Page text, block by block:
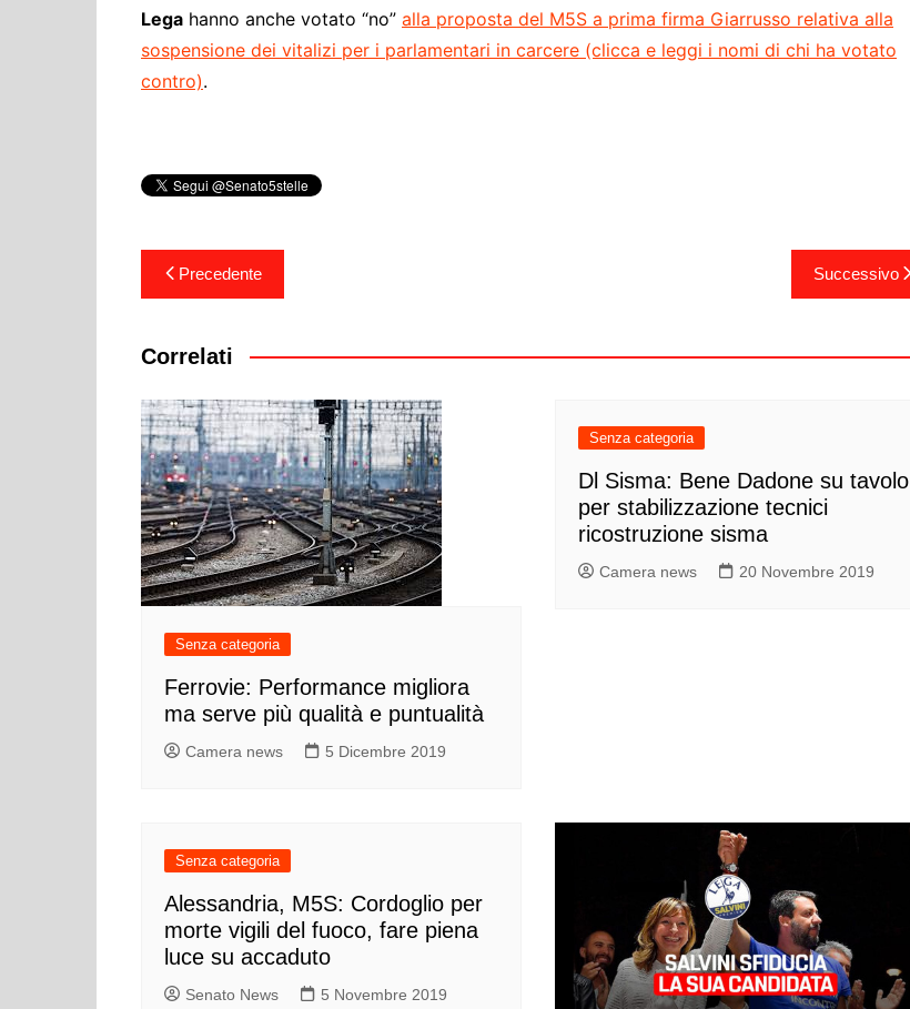
Lega hanno anche votato “no” alla proposta del M5S a prima firma Giarrusso relativa alla
sospensione dei vitalizi per i parlamentari in carcere (clicca e leggi i nomi di chi ha votato
contro).
Navigazione
articoli
Precedente Successivo
Correlati
Senza categoria
Ferrovie: Performance migliora
ma serve più qualità e puntualità
Camera news 5 Dicembre 2019
Senza categoria
Dl Sisma: Bene Dadone su tavolo
per stabilizzazione tecnici
ricostruzione sisma
Camera news 20 Novembre 2019
Senza categoria
Alessandria, M5S: Cordoglio per
morte vigili del fuoco, fare piena
luce su accaduto
Senato News 5 Novembre 2019